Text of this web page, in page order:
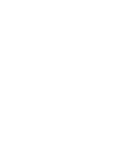
für deren Einfuhr Sie die
erforderlich ist
der vollständigen
maximal 3 Monate